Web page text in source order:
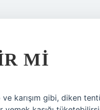
MI
karışım gibi, diken